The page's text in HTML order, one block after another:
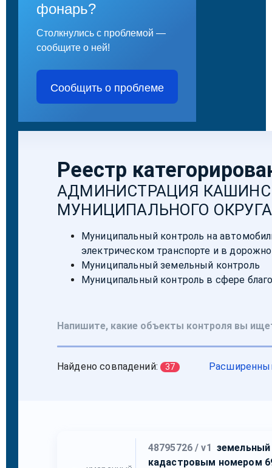
фонарь?
Столкнулись с проблемой —
сообщите о ней!
Сообщить о проблеме